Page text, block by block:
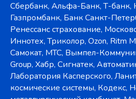
Сбербанк, Альфа-Банк, Т-
Газпромбанк, Банк Санкт-
Ренессанс страхование,
Иннотех, Триколор, Ozon, Ritm
Самокат, МТС, Вымпел-
Group, Хабр, Сигнатек,
Лаборатория Касперского,
космические системы, Кодекс,